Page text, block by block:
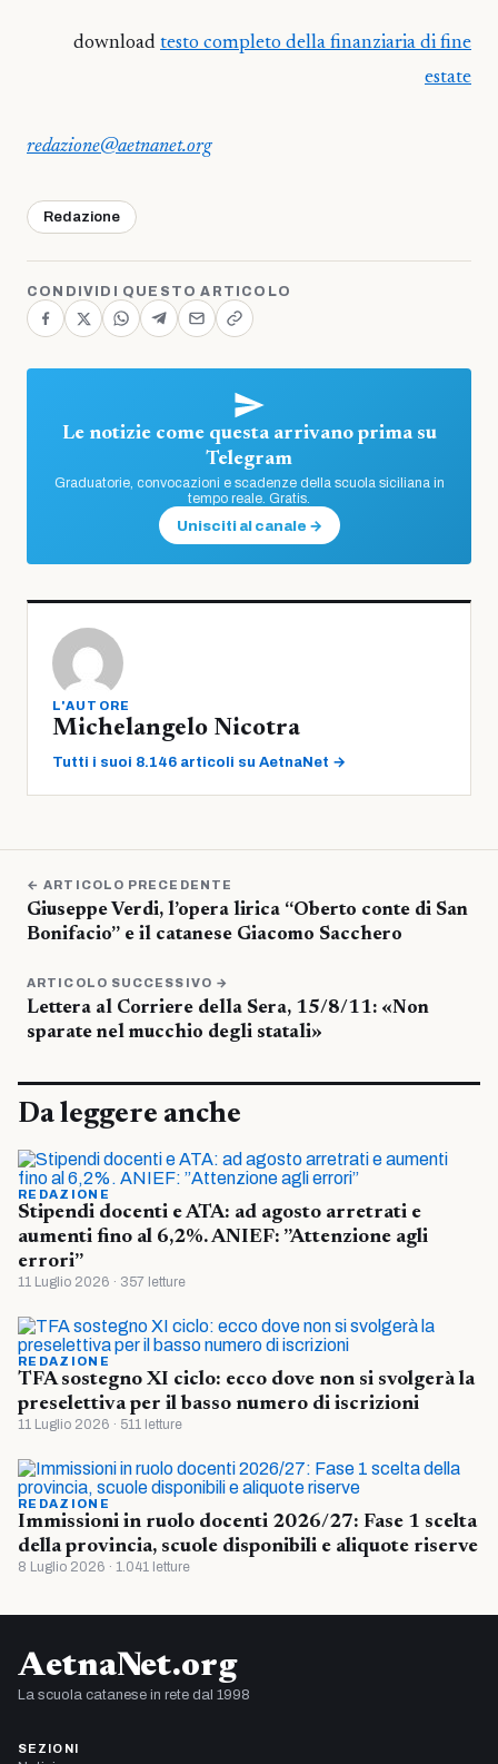
download testo completo della finanziaria di fine
estate
redazione@aetnanet.org
Redazione
CONDIVIDI QUESTO ARTICOLO
Le notizie come questa arrivano prima su
Telegram
Graduatorie, convocazioni e scadenze della scuola siciliana in
tempo reale. Gratis.
Unisciti al canale →
L'AUTORE
Michelangelo Nicotra
Tutti i suoi 8.146 articoli su AetnaNet →
← ARTICOLO PRECEDENTE
Giuseppe Verdi, l’opera lirica “Oberto conte di San
Bonifacio” e il catanese Giacomo Sacchero
ARTICOLO SUCCESSIVO →
Lettera al Corriere della Sera, 15/8/11: «Non
sparate nel mucchio degli statali»
Da leggere anche
REDAZIONE
Stipendi docenti e ATA: ad agosto arretrati e
aumenti fino al 6,2%. ANIEF: ”Attenzione agli
errori”
11 Luglio 2026 · 357 letture
REDAZIONE
TFA sostegno XI ciclo: ecco dove non si svolgerà la
preselettiva per il basso numero di iscrizioni
11 Luglio 2026 · 511 letture
REDAZIONE
Immissioni in ruolo docenti 2026/27: Fase 1 scelta
della provincia, scuole disponibili e aliquote riserve
8 Luglio 2026 · 1.041 letture
AetnaNet.org
La scuola catanese in rete dal 1998
SEZIONI